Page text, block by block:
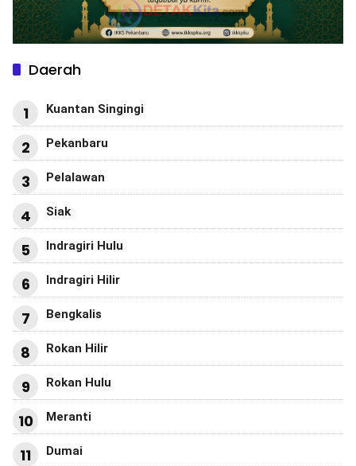
Daerah
1 Kuantan Singingi
2 Pekanbaru
3 Pelalawan
4 Siak
5 Indragiri Hulu
6 Indragiri Hilir
7 Bengkalis
8 Rokan Hilir
9 Rokan Hulu
10 Meranti
11 Dumai